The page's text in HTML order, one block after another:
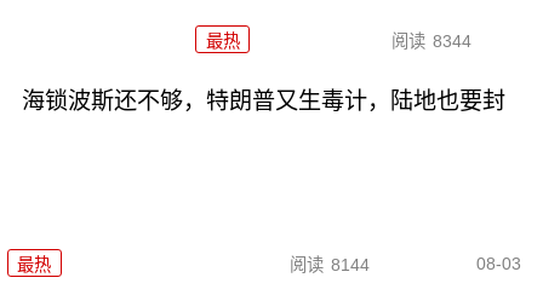
最热 阅读 8344
海锁波斯还不够，特朗普又生毒计，陆地也要封
最热 阅读 8144 08-03